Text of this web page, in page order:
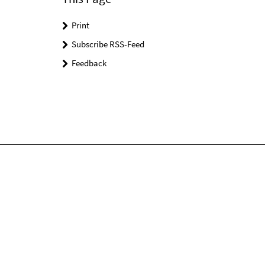
Print
Subscribe RSS-Feed
Feedback